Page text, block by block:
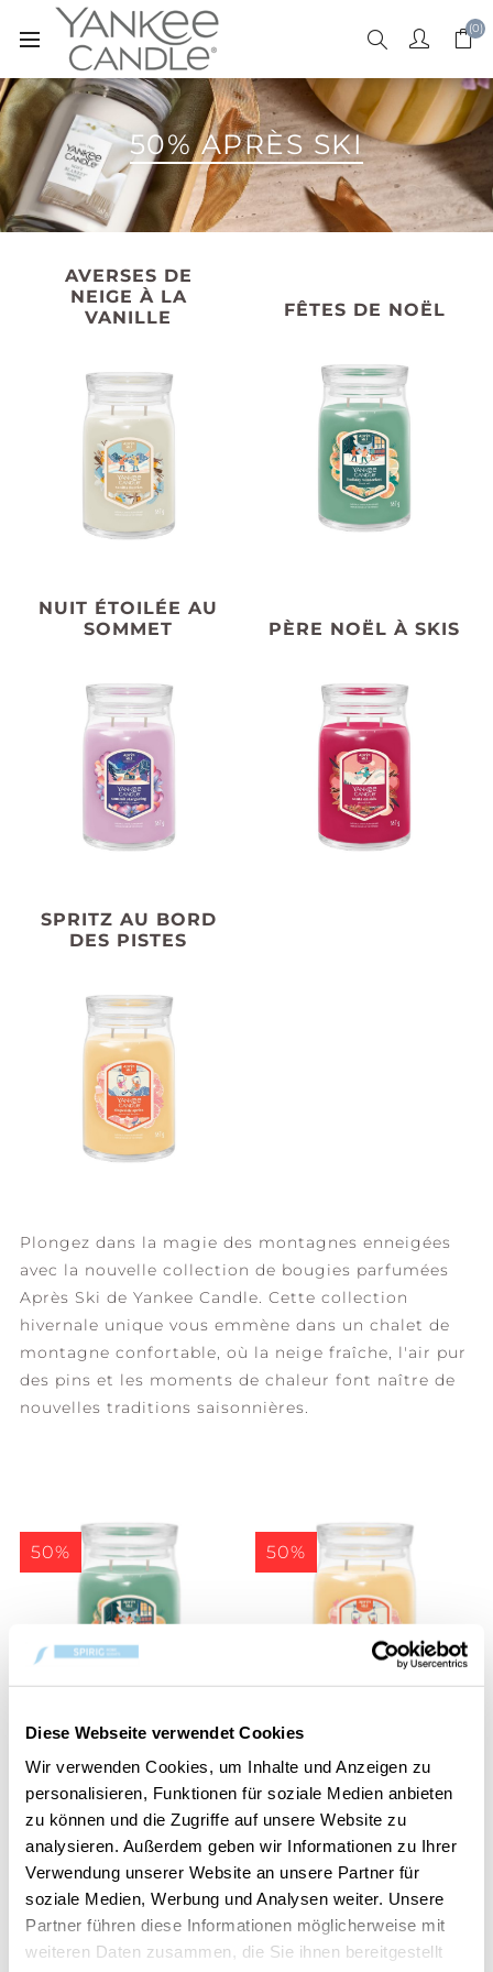
Diese Webseite verwendet Cookies
Wir verwenden Cookies, um Inhalte und Anzeigen zu
personalisieren, Funktionen für soziale Medien anbieten
zu können und die Zugriffe auf unsere Website zu
analysieren. Außerdem geben wir Informationen zu Ihrer
Verwendung unserer Website an unsere Partner für
soziale Medien, Werbung und Analysen weiter. Unsere
Partner führen diese Informationen möglicherweise mit
weiteren Daten zusammen, die Sie ihnen bereitgestellt
(0)
50% APRÈS SKI
AVERSES DE
NEIGE À LA
VANILLE
FÊTES DE NOËL
NUIT ÉTOILÉE AU
SOMMET
PÈRE NOËL À SKIS
SPRITZ AU BORD
DES PISTES
Plongez dans la magie des montagnes enneigées
avec la nouvelle collection de bougies parfumées
Après Ski de Yankee Candle. Cette collection
hivernale unique vous emmène dans un chalet de
montagne confortable, où la neige fraîche, l'air pur
des pins et les moments de chaleur font naître de
nouvelles traditions saisonnières.
50%
Signature Large Jar
CHF 36.90
CHF 18.45
50%
Signature Large Jar
CHF 18.45
50% 50%